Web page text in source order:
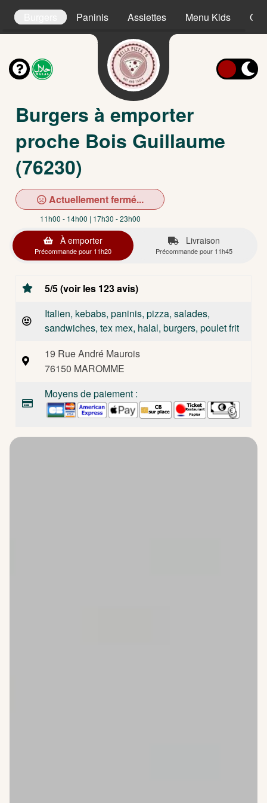
Paninis Assiettes Menu Kids
Burgers à emporter
proche Bois Guillaume
(76230)
Actuellement fermé...
11h00 - 14h00 | 17h30 - 23h00
À emporter
Précommande pour 11h20
Livraison
Précommande pour 11h45
5/5 (voir les 123 avis)
Italien, kebabs, paninis, pizza, salades,
sandwiches, tex mex, halal, burgers, poulet frit
19 Rue André Maurois
76150 MAROMME
Moyens de paiement :